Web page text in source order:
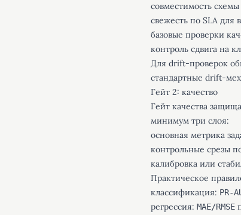
совместимость
свежесть по SLA для
базовые проверки
контроль сдвига на
Для drift-проверок
стандартные drift-
Гейт 2: качество
Гейт качества
минимум три слоя:
основная метрика
контрольные срезы
калибровка или
Практическое
классификация: PR-
регрессия: MAE/RMSE